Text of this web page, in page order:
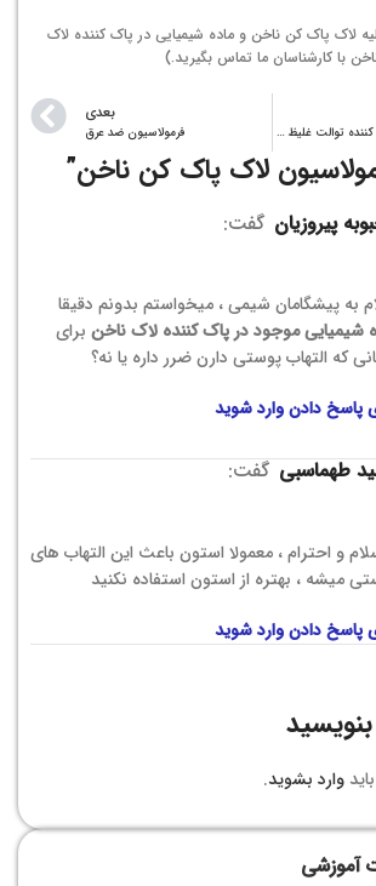
لاک پاک کن ناخن وماده شیمیایی در پاک کننده لاک
با کارشناسان ما تماس بگیرید.)
فرمولاسیون پاک کننده توالت غلیظ – ژل
بعدی
فرمولاسیون ضد عرق
لاک پاک کن ناخن”
پیروزیان گفت:
به پیشگامان شیمی ، میخواستم بدونم دقیقا
شیمیایی موجود در پاک کننده لاک ناخن برای
که التهاب پوستی دارن ضرر داره یا نه؟
پاسخ دادن وارد شوید
طهماسبی گفت:
و احترام ، معمولا استون باعث این التهاب های
میشه ، بهتره از استون استفاده نکنید
پاسخ دادن وارد شوید
وارد بشوید.
آموزشی